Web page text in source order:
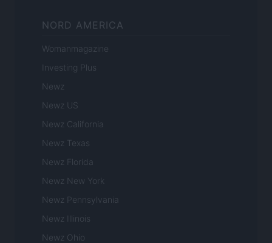
NORD AMERICA
Womanmagazine
Investing Plus
Newz
Newz US
Newz California
Newz Texas
Newz Florida
Newz New York
Newz Pennsylvania
Newz Illinois
Newz Ohio